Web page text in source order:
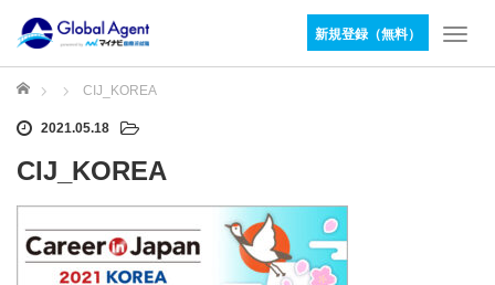
新規登録（無料）
T
ホーム CIJ_KOREA
2021.05.18
CIJ_KOREA